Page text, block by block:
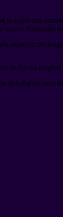
, la esperada
dominado
aspecto del
de forma
desafiante,